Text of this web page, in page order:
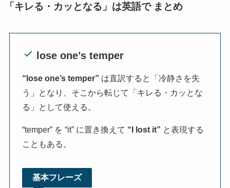
「キレる・カッとなる」は英語で まとめ
lose one’s temper
“lose one’s temper” は直訳すると「冷静さを失
う」となり、そこから転じて「キレる・カッとな
る」として使える。
“temper” を “it” に置き換えて “I lost it” と表現する
こともある。
基本フレーズ